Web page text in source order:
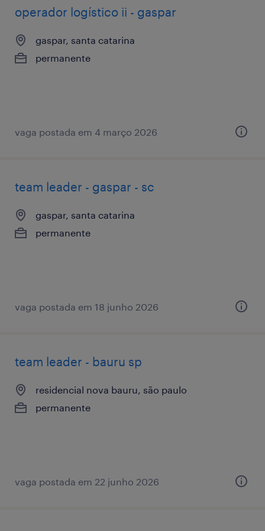
operador logístico ii - gaspar
gaspar, santa catarina
permanente
vaga postada em 4 março 2026
team leader - gaspar - sc
gaspar, santa catarina
permanente
vaga postada em 18 junho 2026
team leader - bauru sp
residencial nova bauru, são paulo
permanente
vaga postada em 22 junho 2026